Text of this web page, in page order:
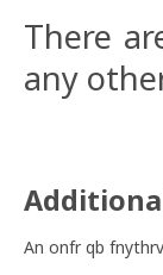
There
any
An onfr qb